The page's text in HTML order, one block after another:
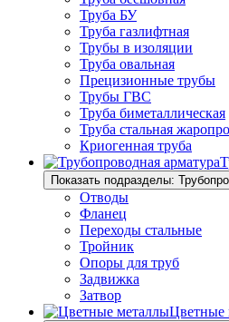
Труба БУ
Труба газлифтная
Трубы в изоляции
Труба овальная
Прецизионные трубы
Трубы ГВС
Труба биметаллическая
Труба стальная
Криогенная труба
Показать подразделы:
Отводы
Фланец
Переходы стальные
Тройник
Опоры для труб
Задвижка
Затвор
Цветные